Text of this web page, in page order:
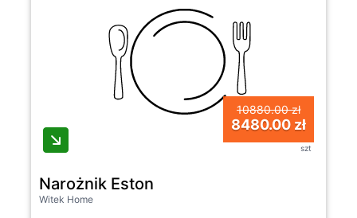
10880.00 zł
8480.00 zł
szt
Narożnik Eston
Witek Home